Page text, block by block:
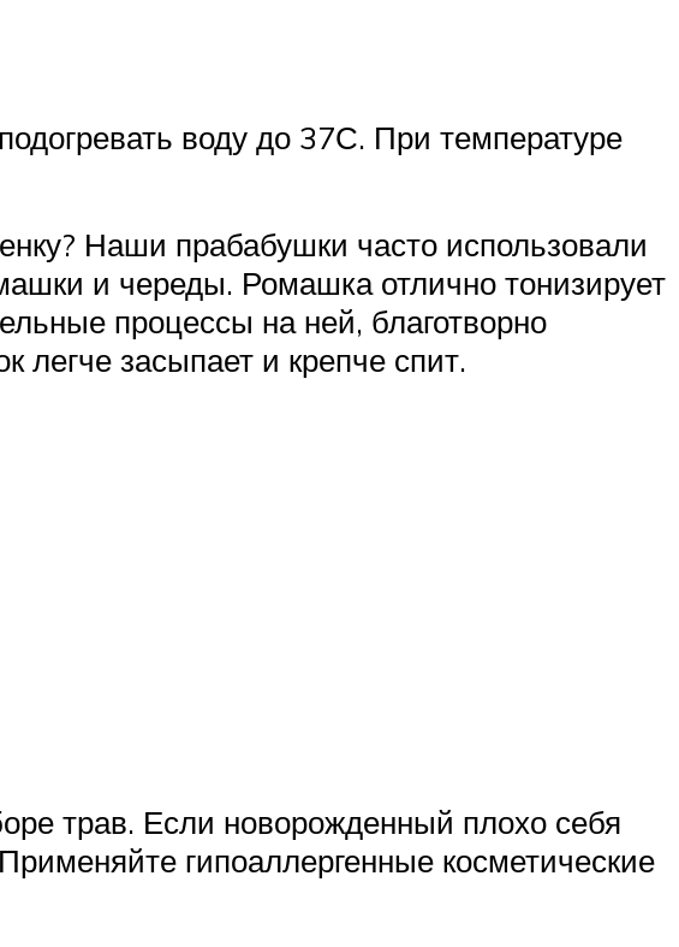
воду до 37С. При температуре
Наши прабабушки часто использовали
и череды. Ромашка отлично тонизирует
процессы на ней, благотворно
легче засыпает и крепче спит.
трав. Если новорожденный плохо себя
гипоаллергенные косметические